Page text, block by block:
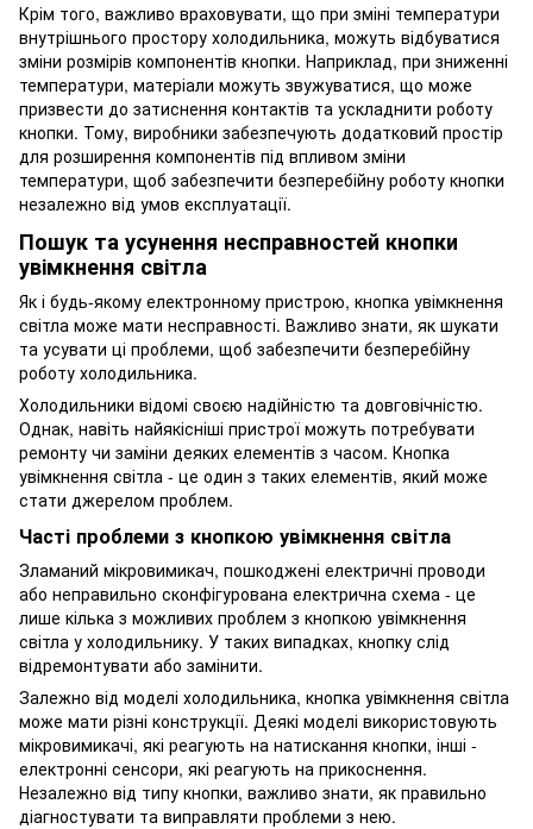
Крім того, важливо враховувати, що при зміні температури
внутрішнього простору холодильника, можуть відбуватися
зміни розмірів компонентів кнопки. Наприклад, при зниженні
температури, матеріали можуть звужуватися, що може
призвести до затиснення контактів та ускладнити роботу
кнопки. Тому, виробники забезпечують додатковий простір
для розширення компонентів під впливом зміни
температури, щоб забезпечити безперебійну роботу кнопки
незалежно від умов експлуатації.
Пошук та усунення несправностей кнопки
увімкнення світла
Як і будь-якому електронному пристрою, кнопка увімкнення
світла може мати несправності. Важливо знати, як шукати
та усувати ці проблеми, щоб забезпечити безперебійну
роботу холодильника.
Холодильники відомі своєю надійністю та довговічністю.
Однак, навіть найякісніші пристрої можуть потребувати
ремонту чи заміни деяких елементів з часом. Кнопка
увімкнення світла - це один з таких елементів, який може
стати джерелом проблем.
Часті проблеми з кнопкою увімкнення світла
Зламаний мікровимикач, пошкоджені електричні проводи
або неправильно сконфігурована електрична схема - це
лише кілька з можливих проблем з кнопкою увімкнення
світла у холодильнику. У таких випадках, кнопку слід
відремонтувати або замінити.
Залежно від моделі холодильника, кнопка увімкнення світла
може мати різні конструкції. Деякі моделі використовують
мікровимикачі, які реагують на натискання кнопки, інші -
електронні сенсори, які реагують на прикоснення.
Незалежно від типу кнопки, важливо знати, як правильно
діагностувати та виправляти проблеми з нею.